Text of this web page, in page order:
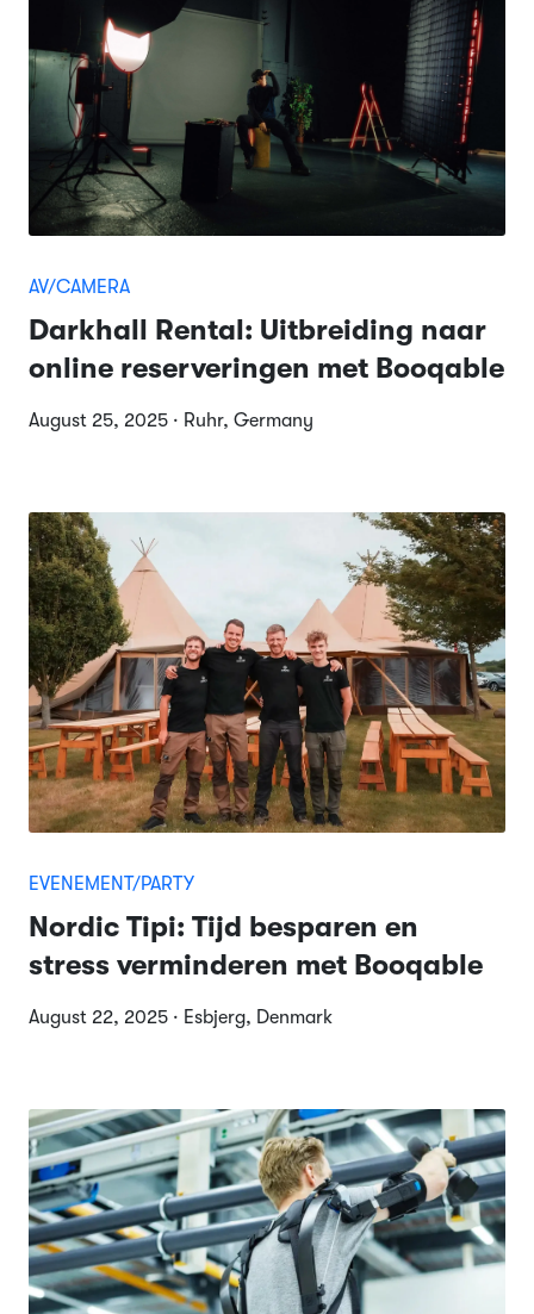
AV/CAMERA
Darkhall Rental: Uitbreiding naar
online reserveringen met Booqable
August 25, 2025 · Ruhr, Germany
EVENEMENT/PARTY
Nordic Tipi: Tijd besparen en
stress verminderen met Booqable
August 22, 2025 · Esbjerg, Denmark